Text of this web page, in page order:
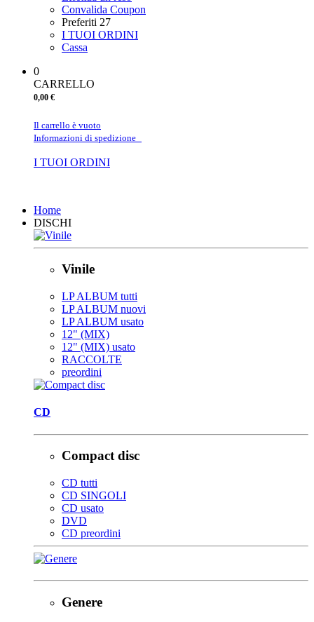
Convalida Coupon
Preferiti 27
I TUOI ORDINI
Cassa
0
CARRELLO
0,00 €
Il carrello è vuoto
Informazioni di spedizione
I TUOI ORDINI
Home
DISCHI
Vinile
LP ALBUM tutti
LP ALBUM nuovi
LP ALBUM usato
12" (MIX)
12" (MIX) usato
RACCOLTE
preordini
CD
Compact disc
CD tutti
CD SINGOLI
CD usato
DVD
CD preordini
Genere